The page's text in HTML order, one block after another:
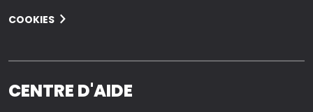
COOKIES
CENTRE D'AIDE